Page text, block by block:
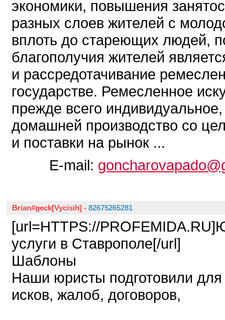
экономики, повышения
разных слоев жителей с
вплоть до стареющих людей,
благополучия жителей
и рассредотачивание
государстве. Ремесленное
прежде всего
домашней производство со
и поставки на рынок ...
E-mail:
Brian#geck[Vycisih] - 82675265281
[url=HTTPS://
услуги в Ставрополе[/url]
Шаблоны
Наши юристы подготовили
исков, жалоб, договоров,